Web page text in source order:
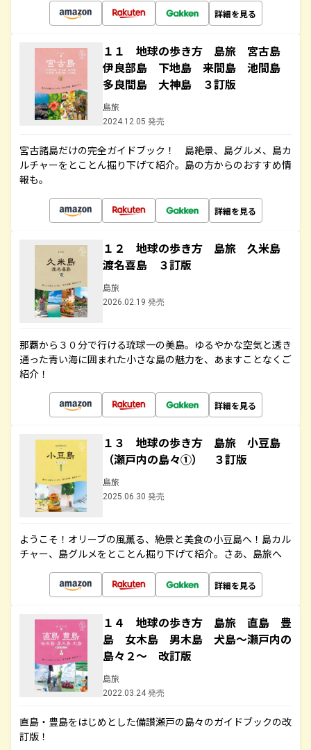
詳細を見る
１１ 地球の歩き方 島旅 宮古島
伊良部島 下地島 来間島 池間島
多良間島 大神島 ３訂版
島旅
2024.12.05 発売
宮古諸島だけの完全ガイドブック！ 島絶景、島グルメ、島カ
ルチャーをとことん掘り下げて紹介。島の方からのおすすめ情
報も。
詳細を見る
１２ 地球の歩き方 島旅 久米島
渡名喜島 ３訂版
島旅
2026.02.19 発売
那覇から３０分で行ける琉球一の美島。ゆるやかな空気と透き
通った青い海に囲まれた小さな島の魅力を、あますことなくご
紹介！
詳細を見る
１３ 地球の歩き方 島旅 小豆島
（瀬戸内の島々①） ３訂版
島旅
2025.06.30 発売
ようこそ！オリーブの風薫る、絶景と美食の小豆島へ！島カル
チャー、島グルメをとことん掘り下げて紹介。さあ、島旅へ
詳細を見る
１４ 地球の歩き方 島旅 直島 豊
島 女木島 男木島 犬島～瀬戸内の
島々２～ 改訂版
島旅
2022.03.24 発売
直島・豊島をはじめとした備讃瀬戸の島々のガイドブックの改
訂版！